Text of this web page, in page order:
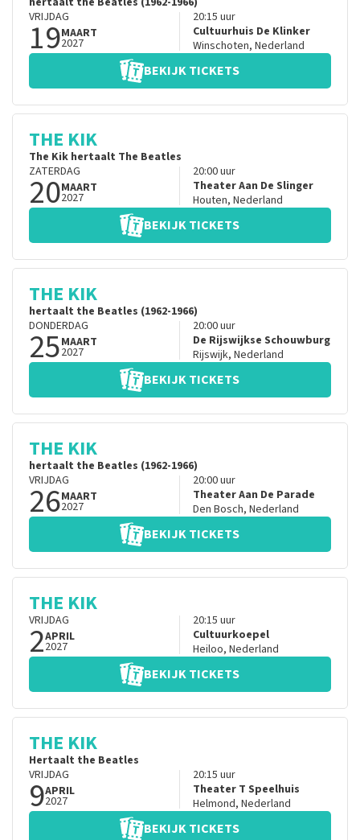
VRIJDAG
19MAART
2027
20:15 uur
Cultuurhuis De Klinker
Winschoten, Nederland
BEKIJK TICKETS
THE KIK
The Kik hertaalt The Beatles
ZATERDAG
20MAART
2027
20:00uur
Theater Aan De Slinger
Houten, Nederland
BEKIJK TICKETS
THE KIK
hertaalt the Beatles (1962-1966)
DONDERDAG
25MAART
2027
20:00uur
De Rijswijkse Schouwburg
Rijswijk, Nederland
BEKIJK TICKETS
THE KIK
hertaalt the Beatles (1962-1966)
VRIJDAG
26MAART
2027
20:00uur
Theater Aan De Parade
Den Bosch, Nederland
BEKIJK TICKETS
THE KIK
VRIJDAG
2APRIL
2027
20:15 uur
Cultuurkoepel
Heiloo, Nederland
BEKIJK TICKETS
THE KIK
Hertaalt the Beatles
VRIJDAG
9APRIL
2027
20:15 uur
Theater T Speelhuis
Helmond, Nederland
BEKIJK TICKETS